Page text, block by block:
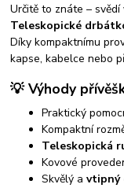
Určitě to znáte –
Teleskopické
Díky kompaktnímu
kapse, kabelce nebo
💡Výhody
Praktický
Kompaktní
Teleskopická
Kovové
Skvělý avtipný